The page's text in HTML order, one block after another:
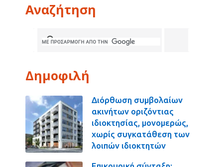
Αναζήτηση
Δημοφιλή
Διόρθωση συμβολαίων
ακινήτων οριζόντιας
ιδιοκτησίας, μονομερώς,
χωρίς συγκατάθεση των
λοιπών ιδιοκτητών